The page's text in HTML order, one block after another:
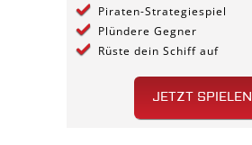
Piraten-Strategiespiel
Plündere Gegner
Rüste dein Schiff auf
JETZT SPIELEN